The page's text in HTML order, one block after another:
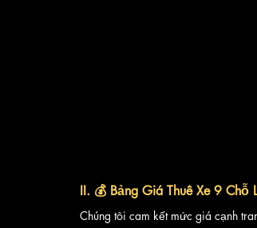
II. 💰 Bảng Giá Thuê Xe 9 Chỗ
Chúng tôi cam kết mức giá cạnh